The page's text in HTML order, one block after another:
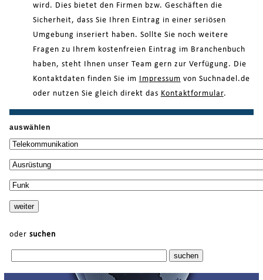
wird. Dies bietet den Firmen bzw. Geschäften die
Sicherheit, dass Sie Ihren Eintrag in einer seriösen
Umgebung inseriert haben. Sollte Sie noch weitere
Fragen zu Ihrem kostenfreien Eintrag im Branchenbuch
haben, steht Ihnen unser Team gern zur Verfügung. Die
Kontaktdaten finden Sie im
Impressum von Suchnadel.de
oder nutzen Sie gleich direkt das Kontaktformular.
auswählen
oder suchen